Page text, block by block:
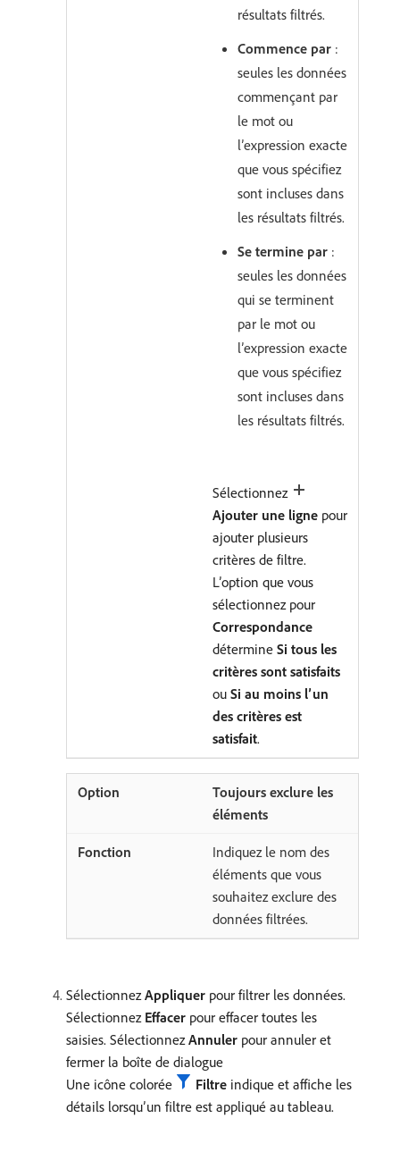
résultats filtrés.
Commence par :
seules les données
commençant par
le mot ou
l’expression exacte
que vous spécifiez
sont incluses dans
les résultats filtrés.
Se termine par :
seules les données
qui se terminent
par le mot ou
l’expression exacte
que vous spécifiez
sont incluses dans
les résultats filtrés.
Sélectionnez
Ajouter une ligne pour
ajouter plusieurs
critères de filtre.
L’option que vous
sélectionnez pour
Correspondance
détermine Si tous les
critères sont satisfaits
ou Si au moins l’un
des critères est
satisfait.
Toujours exclure les
éléments
Indiquez le nom des
éléments que vous
souhaitez exclure des
données filtrées.
Sélectionnez Appliquer pour filtrer les données.
Sélectionnez Effacer pour effacer toutes les
saisies. Sélectionnez Annuler pour annuler et
fermer la boîte de dialogue
Une icône colorée
Filtre indique et affiche les
détails lorsqu’un filtre est appliqué au tableau.